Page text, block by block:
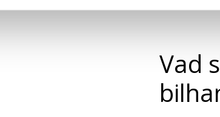
Vad